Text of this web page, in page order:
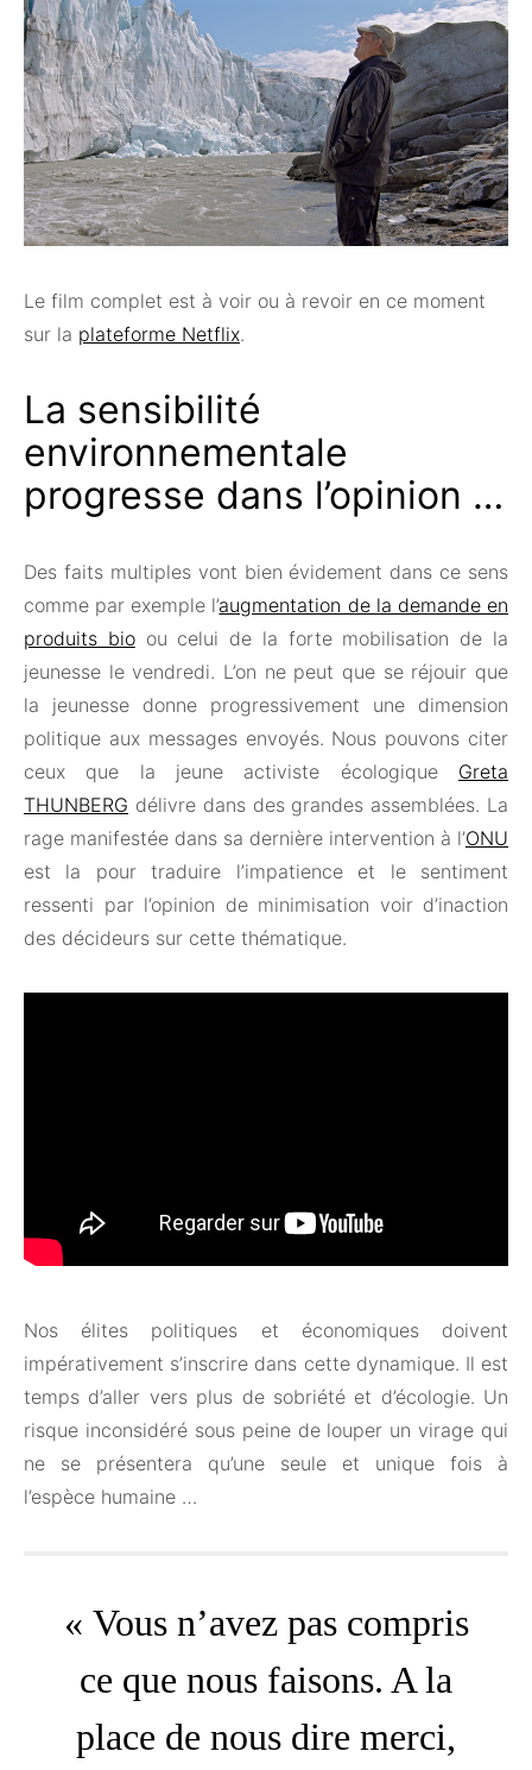
Le film complet est à voir ou à revoir en ce moment
sur la plateforme Netflix.
La sensibilité
environnementale
progresse dans l’opinion …
Des faits multiples vont bien évidement dans ce sens
comme par exemple l’augmentation de la demande en
produits bioou celui de la forte mobilisation de la
jeunesse le vendredi. L’on ne peut que se réjouir que
la jeunesse donne progressivement une dimension
politique aux messages envoyés. Nous pouvons citer
ceux que la jeune activiste écologique Greta
THUNBERG délivre dans des grandes assemblées. La
rage manifestée dans sa dernière intervention à l’ONU
est la pour traduire l’impatience et le sentiment
ressenti par l’opinion de minimisation voir d’inaction
des décideurs sur cette thématique.
Nos élites politiques et économiques doivent
impérativement s’inscrire dans cette dynamique. Il est
temps d’aller vers plus de sobriété et d’écologie. Un
risque inconsidéré sous peine de louper un virage qui
ne se présentera qu’une seule et unique fois à
l’espèce humaine …
« Vous n’avez pas compris
ce que nous faisons. A la
place de nous dire merci,